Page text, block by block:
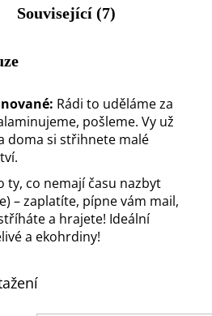
Související (7)
Rádi to uděláme za
pošleme. Vy už
doma si střihnete malé
ty, co nemají času nazbyt
– zaplatíte, pípne vám mail,
a hrajete! Ideální
a ekohrdiny!